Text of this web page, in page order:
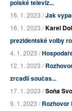
polské televiz...
16. 1. 2023 /Jak
16. 1. 2023 /Karel
prezidentské volby
4. 1. 2023 /
12. 1. 2023 /
zrcadlí součas...
17. 1. 2023 /Soňa
9. 1. 2023 /Rozhovor